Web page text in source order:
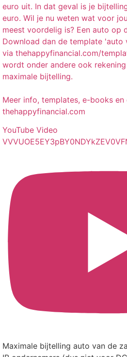
euro uit. In dat geval is je
euro. Wil je nu weten wat voor
meest voordelig is? Een auto op
Download dan de template 'auto
via thehappyfinancial.com/
wordt onder andere ook
maximale bijtelling.
Meer info, templates, e-books en
thehappyfinancial.com
YouTube Video
Maximale bijtelling auto van de